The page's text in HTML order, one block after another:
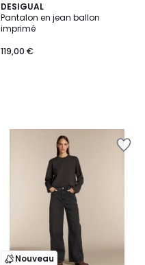
DESIGUAL
Pantalon en jean ballon
imprimé
119,00 €
Nouveau